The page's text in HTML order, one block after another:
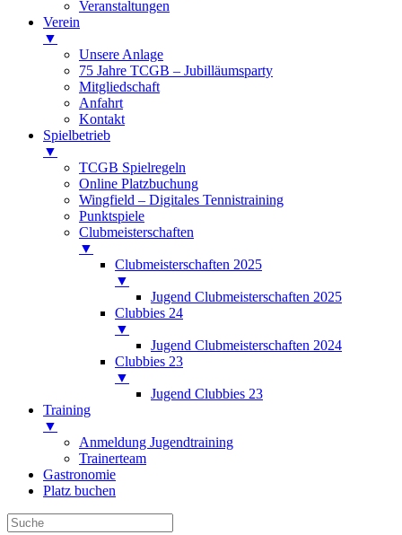
Veranstaltungen
Verein
▼
Unsere Anlage
75 Jahre TCGB – Jubilläumsparty
Mitgliedschaft
Anfahrt
Kontakt
Spielbetrieb
▼
TCGB Spielregeln
Online Platzbuchung
Wingfield – Digitales Tennistraining
Punktspiele
Clubmeisterschaften
▼
Clubmeisterschaften 2025
▼
Jugend Clubmeisterschaften 2025
Clubbies 24
▼
Jugend Clubmeisterschaften 2024
Clubbies 23
▼
Jugend Clubbies 23
Training
▼
Anmeldung Jugendtraining
Trainerteam
Gastronomie
Platz buchen